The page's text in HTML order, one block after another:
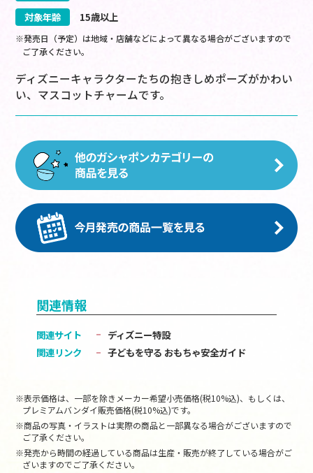
対象年齢
15歳以上
※発売日（予定）は地域・店舗などによって異なる場合がございますので
ご了承ください。
ディズニーキャラクターたちの抱きしめポーズがかわい
い、マスコットチャームです。
関連情報
関連サイト
ディズニー特設
関連リンク
子どもを守る おもちゃ安全ガイド
※表示価格は、一部を除きメーカー希望小売価格(税10%込)、もしくは、
プレミアムバンダイ販売価格(税10%込)です。
※商品の写真・イラストは実際の商品と一部異なる場合がございますので
ご了承ください。
※発売から時間の経過している商品は生産・販売が終了している場合がご
ざいますのでご了承ください。